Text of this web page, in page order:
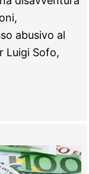
abusivo al
Luigi Sofo,